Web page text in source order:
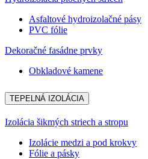
Asfaltové hydroizolačné pásy
PVC fólie
Dekoračné fasádne prvky
Obkladové kamene
TEPELNÁ IZOLÁCIA
Izolácia šikmých striech a stropu
Izolácie medzi a pod krokvy
Fólie a pásky